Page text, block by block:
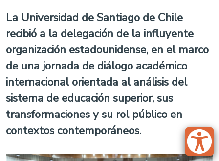
La Universidad de Santiago de Chile
recibió a la delegación de la influyente
organización estadounidense, en el marco
de una jornada de diálogo académico
internacional orientada al análisis del
sistema de educación superior, sus
transformaciones y su rol público en
contextos contemporáneos.